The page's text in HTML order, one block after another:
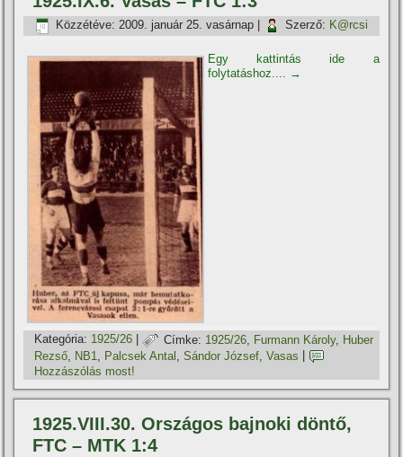
Közzétéve: 2009. január 25. vasárnap Szerző: K@rcsi
Egy kattintás ide a
folytatáshoz....
→
Kategória: 1925/26 | Címke: 1925/26 Furmann Károly, Huber
Rezső
NB1 Palcsek Antal ,Sándor József ,Vasas
Hozzászólás most!
1925.VIII.30. Országos bajnoki döntő,
FTC – MTK 1:4